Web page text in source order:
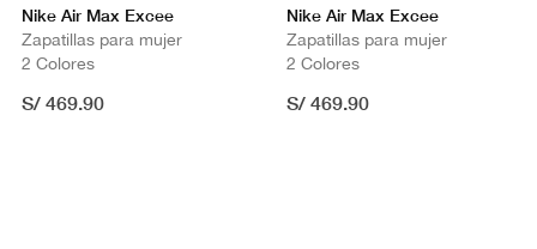
Nike Air Max Excee
Zapatillas para mujer
2 Colores
S/ 469.90
Nike Air Max Excee
Zapatillas para mujer
2 Colores
S/ 469.90